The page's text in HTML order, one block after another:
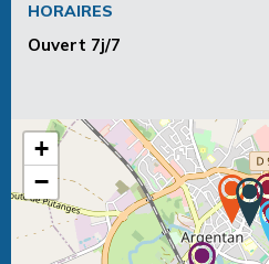
HORAIRES
Ouvert 7j/7
+
−